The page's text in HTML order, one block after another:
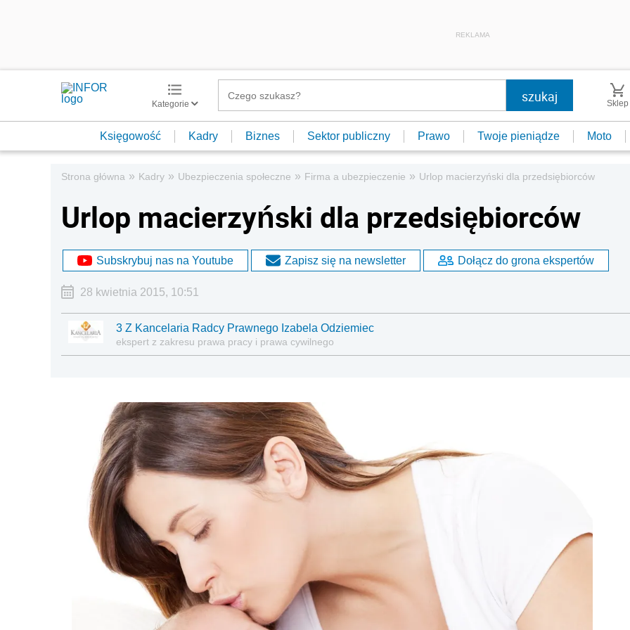
REKLAMA
Kategorie Sklep
Księgowość Kadry Biznes Sektor publiczny Prawo Twoje pieniądze Moto
Strona główna » Kadry » Ubezpieczenia społeczne » Firma a ubezpieczenie » Urlop macierzyński dla przedsiębiorców
Urlop macierzyński dla przedsiębiorców
Subskrybuj nas na Youtube Zapisz się na newsletter Dołącz do grona ekspertów
28 kwietnia 2015, 10:51
3 Z Kancelaria Radcy Prawnego Izabela Odziemiec
ekspert z zakresu prawa pracy i prawa cywilnego